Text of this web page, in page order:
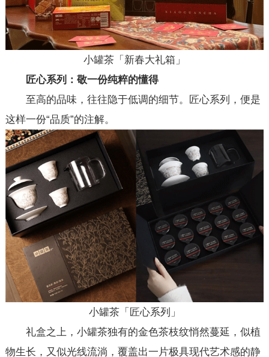
小罐茶「新春大礼箱」
匠心系列：敬一份纯粹的懂得
至高的品味，往往隐于低调的细节。匠心系列，便是
这样一份“品质”的注解。
小罐茶「匠心系列」
礼盒之上，小罐茶独有的金色茶枝纹悄然蔓延，似植
物生长，又似光线流淌，覆盖出一片极具现代艺术感的静